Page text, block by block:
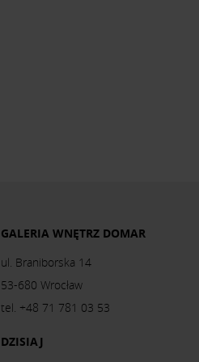
GALERIA WNĘTRZ DOMAR
ul. Braniborska 14
53-680 Wrocław
tel. +48 71 781 03 53
DZISIAJ